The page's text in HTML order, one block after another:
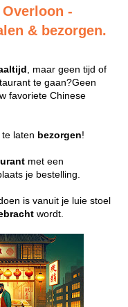
-
& bezorgen.
, maar geen tijd of
te gaan?Geen
favoriete Chinese
te laten bezorgen!
met een
je bestelling.
is vanuit je luie stoel
wordt.